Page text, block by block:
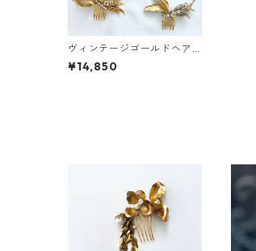
ヴィンテージゴールドヘア
コーム
¥14,850